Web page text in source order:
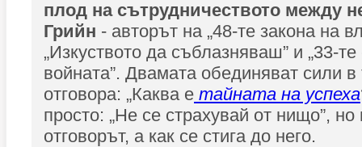
плод на сътрудничеството между
Грийн - авторът на „48-те закона на
„Изкуството да съблазняваш” и „33-те
войната”. Двамата обединяват сили
отговора: „Каква е тайната на успеха
просто: „Не се страхувай от нищо”,
отговорът, а как се стига до него.